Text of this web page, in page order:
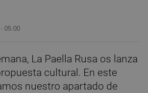
·05:00
La Paella Rusa os lanza
cultural. En este
nuestro apartado de